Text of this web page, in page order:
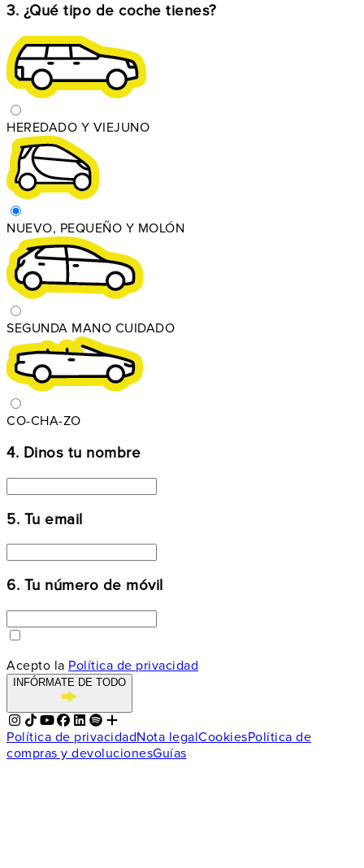
3. ¿Qué tipo de coche tienes?
HEREDADO Y VIEJUNO
NUEVO, PEQUEÑO Y MOLÓN
SEGUNDA MANO CUIDADO
CO-CHA-ZO
4. Dinos tu nombre
5. Tu email
6. Tu número de móvil
Acepto la Política de privacidad
INFÓRMATE DE TODO
Política de privacidadNota legalCookiesPolítica de
compras y devolucionesGuías